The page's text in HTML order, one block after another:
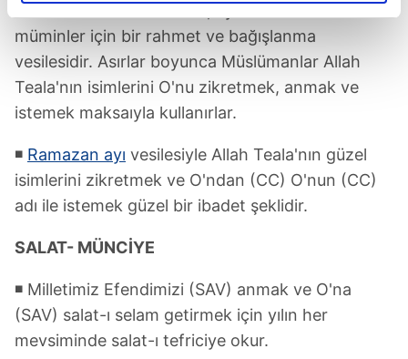
reklamların maliyetlerimizi karşılamak noktasında tek gelir
kalemimiz olduğunu sizlere hatırlatmak isteriz.
Her halükârda, kullanıcılar, bu çerezlere izin vermedikleri
takdirde, kullanıcılara hedefli reklamlar
Sizlere daha iyi bir hizmet sunabilmek için İnternet
Sitemizde kendimize ve üçüncü kişilere ait çerezler
kullanılmaktadır. Bu çerezler vasıtasıyla çeşitli kişisel
verileriniz işlenmekte olup gerekli olan çerezler bilgi
kullanılmaktadır. Diğer çerezler, sitemizin daha işlevsel
kılınması ve kişiselleştirilmesi ve sizlere yönelik
reklam/pazarlama faaliyetlerinin yapılması, amaçlarıyla
sınırlı olarak açık rızanız dahilinde kullanılacaktır.
müminler için bir rahmet ve bağışlanma
vesilesidir. Asırlar boyunca Müslümanlar Allah
Teala'nın isimlerini O'nu zikretmek, anmak ve
istemek maksaıyla kullanırlar.
◾ Ramazan ayı vesilesiyle Allah Teala'nın güzel
isimlerini zikretmek ve O'ndan (CC) O'nun (CC)
adı ile istemek güzel bir ibadet şeklidir.
SALAT- MÜNCİYE
◾ Milletimiz Efendimizi (SAV) anmak ve O'na
(SAV) salat-ı selam getirmek için yılın her
mevsiminde salat-ı tefriciye okur.